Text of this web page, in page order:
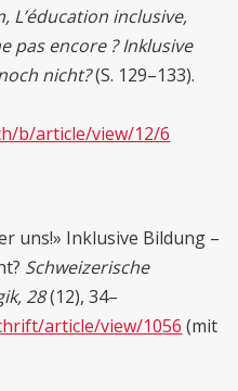
L’éducation inclusive,
pas encore ?Inklusive
nicht?(S. 129–133).
b/article/view/12/6
uns!» Inklusive Bildung –
Schweizerische
28(12), 34–
article/view/1056 (mit